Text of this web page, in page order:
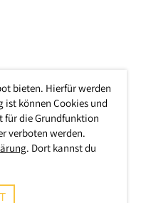
bieten. Hierfür werden
ist können Cookies und
die Grundfunktion
verboten werden.
. Dort kannst du